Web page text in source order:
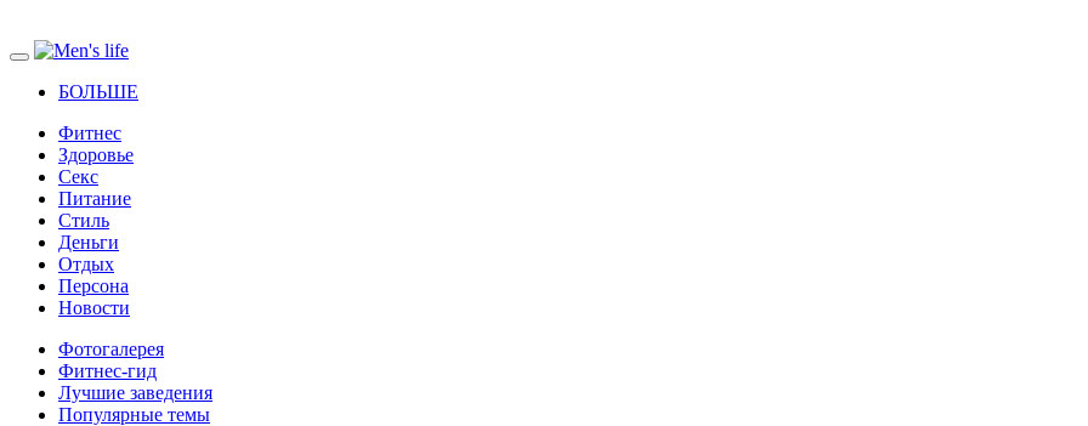
БОЛЬШЕ
Фитнес
Здоровье
Секс
Питание
Стиль
Деньги
Отдых
Персона
Новости
Фотогалерея
Фитнес-гид
Лучшие заведения
Популярные темы